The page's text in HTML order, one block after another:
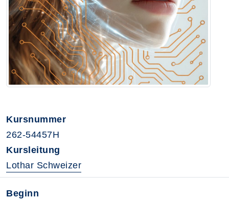
Kursnummer
262-54457H
Kursleitung
Lothar Schweizer
Beginn